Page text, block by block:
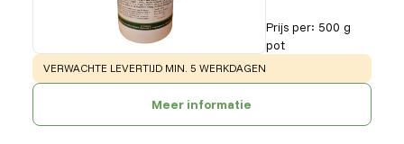
Prijs per: 500 g
pot
WARNING:
VERWACHTE LEVERTIJD MIN. 5 WERKDAGEN
Meer informatie